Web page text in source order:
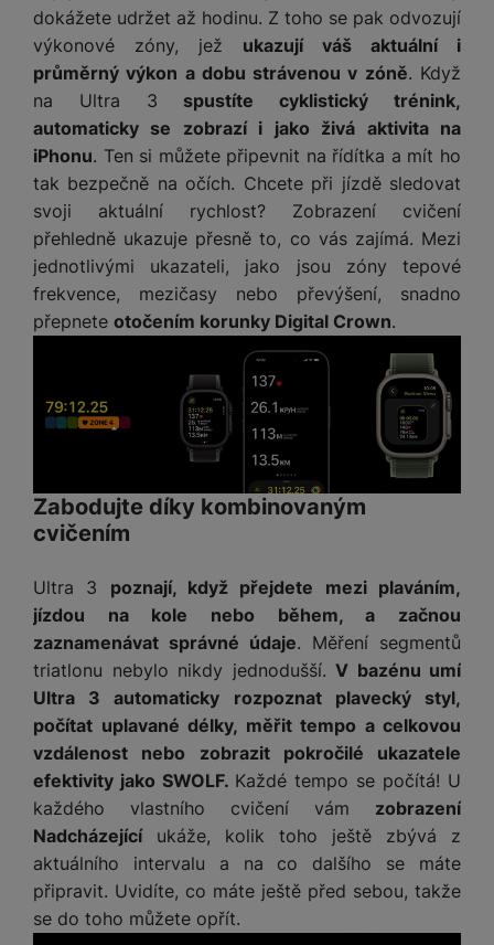
Tyto cookies nám umožňují měření výkonu našeho webu i
našich reklamních kampaní. Jejich pomocí určujeme počet
návštěv a zdroje návštěv našich internetových stránek. Data
získaná pomocí těchto cookies zpracováváme souhrnně a
anonymně, takže nejsme schopni identifikovat konkrétní
uživatele našeho webu.
Marketingové
Marketingové - abychom vás neobtěžovali nevhodnou
reklamou.
Povoleno
Marketingové cookies používáme my nebo naši partneři,
abychom vám mohli zobrazit vhodné obsahy nebo reklamy jak
na našich stránkách, tak na stránkách třetích stran.
n
st
ví
v
a
v
a
č
m
v
a
č
e
H
e
n
sl
á
a
H
r
n
í
a
o
č
ít
a
č
o
v
ž
l
e
v
i
z
e
D
á
k
é
a
č
e
r
ž
á
k
y
p
o
t
e
l
e
v
z
P
o
e
r
b
a
z
r
t
o
v
é
p
o
e
r
b
a
n
k
ě
ť
v
é
r
t
y
M
ic
r
o
D
H
l
u
s
y
dokážete udržet až hodinu. Z toho se pak odvozují
výkonové zóny, jež ukazují váš aktuální i
průměrný výkon a dobu strávenou v zóně. Když
na Ultra 3 spustíte cyklistický trénink,
automaticky se zobrazí i jako živá aktivita na
iPhonu. Ten si můžete připevnit na řídítka a mít ho
tak bezpečně na očích. Chcete při jízdě sledovat
svoji aktuální rychlost? Zobrazení cvičení
přehledně ukazuje přesně to, co vás zajímá. Mezi
jednotlivými ukazateli, jako jsou zóny tepové
frekvence, mezičasy nebo převýšení, snadno
přepnete otočením korunky Digital Crown.
Zabodujte díky kombinovaným
cvičením
Ultra 3 poznají, když přejdete mezi plaváním,
jízdou na kole nebo během, a začnou
zaznamenávat správné údaje. Měření segmentů
triatlonu nebylo nikdy jednodušší. V bazénu umí
Ultra 3 automaticky rozpoznat plavecký styl,
počítat uplavané délky, měřit tempo a celkovou
vzdálenost nebo zobrazit pokročilé ukazatele
efektivity jako SWOLF. Každé tempo se počítá! U
každého vlastního cvičení vám zobrazení
Nadcházejícíukáže, kolik toho ještě zbývá z
aktuálního intervalu a na co dalšího se máte
připravit. Uvidíte, co máte ještě před sebou, takže
se do toho můžete opřít.